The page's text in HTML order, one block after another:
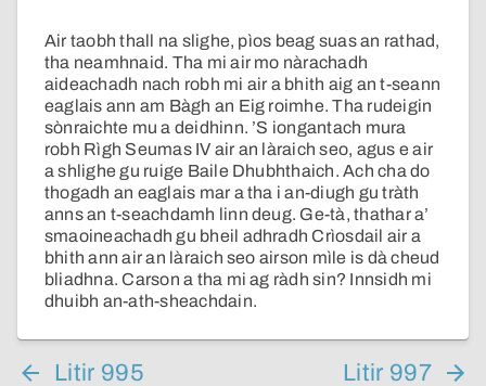
Air taobh thall na slighe, pìos beag suas an rathad,
tha neamhnaid. Tha mi air mo nàrachadh
aideachadh nach robh mi air a bhith aig an t-seann
eaglais ann am Bàgh an Eig roimhe. Tha rudeigin
sònraichte mu a deidhinn. ’S iongantach mura
robh Rìgh Seumas IV air an làraich seo, agus e air
a shlighe gu ruige Baile Dhubhthaich. Ach cha do
thogadh an eaglais mar a tha i an-diugh gu tràth
anns an t-seachdamh linn deug. Ge-tà, thathar a’
smaoineachadh gu bheil adhradh Crìosdail air a
bhith ann air an làraich seo airson mìle is dà cheud
bliadhna. Carson a tha mi ag ràdh sin? Innsidh mi
dhuibh an-ath-sheachdain.
Litir 995 Litir 997